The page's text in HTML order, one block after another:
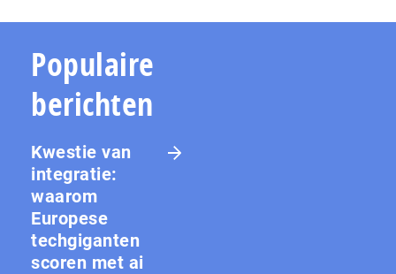
Populaire
berichten
Kwestie van
integratie:
waarom
Europese
techgiganten
scoren met ai